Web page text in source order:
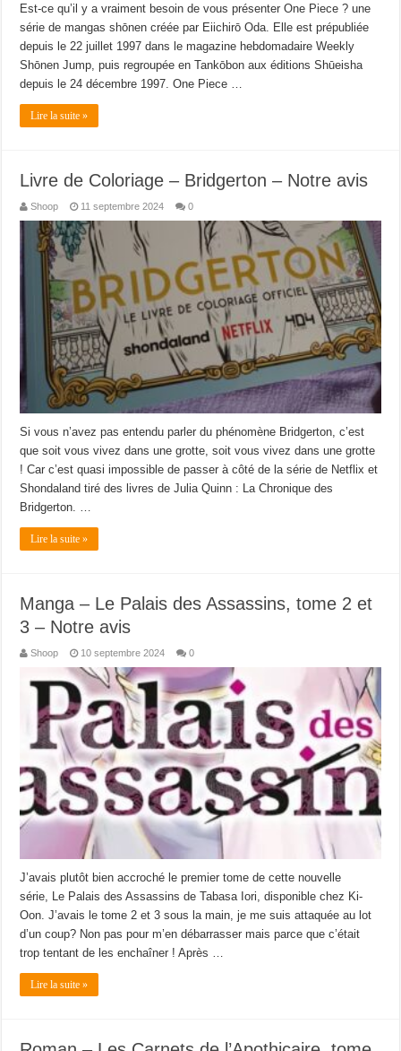
Est-ce qu’il y a vraiment besoin de vous présenter One Piece ? une
série de mangas shōnen créée par Eiichirō Oda. Elle est prépubliée
depuis le 22 juillet 1997 dans le magazine hebdomadaire Weekly
Shōnen Jump, puis regroupée en Tankōbon aux éditions Shūeisha
depuis le 24 décembre 1997. One Piece …
Lire la suite »
Livre de Coloriage – Bridgerton – Notre avis
Shoop 11 septembre 2024 0
Si vous n’avez pas entendu parler du phénomène Bridgerton, c’est
que soit vous vivez dans une grotte, soit vous vivez dans une grotte
! Car c’est quasi impossible de passer à côté de la série de Netflix et
Shondaland tiré des livres de Julia Quinn : La Chronique des
Bridgerton. …
Lire la suite »
Manga – Le Palais des Assassins, tome 2 et
3 – Notre avis
Shoop 10 septembre 2024 0
J’avais plutôt bien accroché le premier tome de cette nouvelle
série, Le Palais des Assassins de Tabasa Iori, disponible chez Ki-
Oon. J’avais le tome 2 et 3 sous la main, je me suis attaquée au lot
d’un coup? Non pas pour m’en débarrasser mais parce que c’était
trop tentant de les enchaîner ! Après …
Lire la suite »